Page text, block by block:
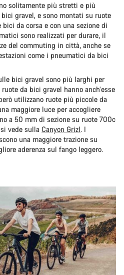
solitamente più stretti e più
gravel, e sono montati su ruote
da corsa e con una sezione di
sono realizzati per durare, il
del commuting in città, anche se
come i pneumatici da bici
bici gravel sono più larghi per
da bici gravel hanno anch’esse
utilizzano ruote più piccole da
maggiore luce per accogliere
a 50 mm di sezione su ruote 700c
vede sulla Canyon Grizl. I
una maggiore trazione su
aderenza sul fango leggero.